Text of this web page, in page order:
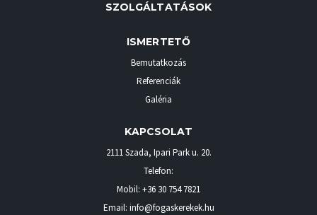
SZOLGÁLTATÁSOK
ISMERTETŐ
Bemutatkozás
Referenciák
Galéria
KAPCSOLAT
2111 Szada, Ipari Park u. 20.
Telefon:
Mobil: +36 30 754 7821
Email: info@fogaskerekek.hu